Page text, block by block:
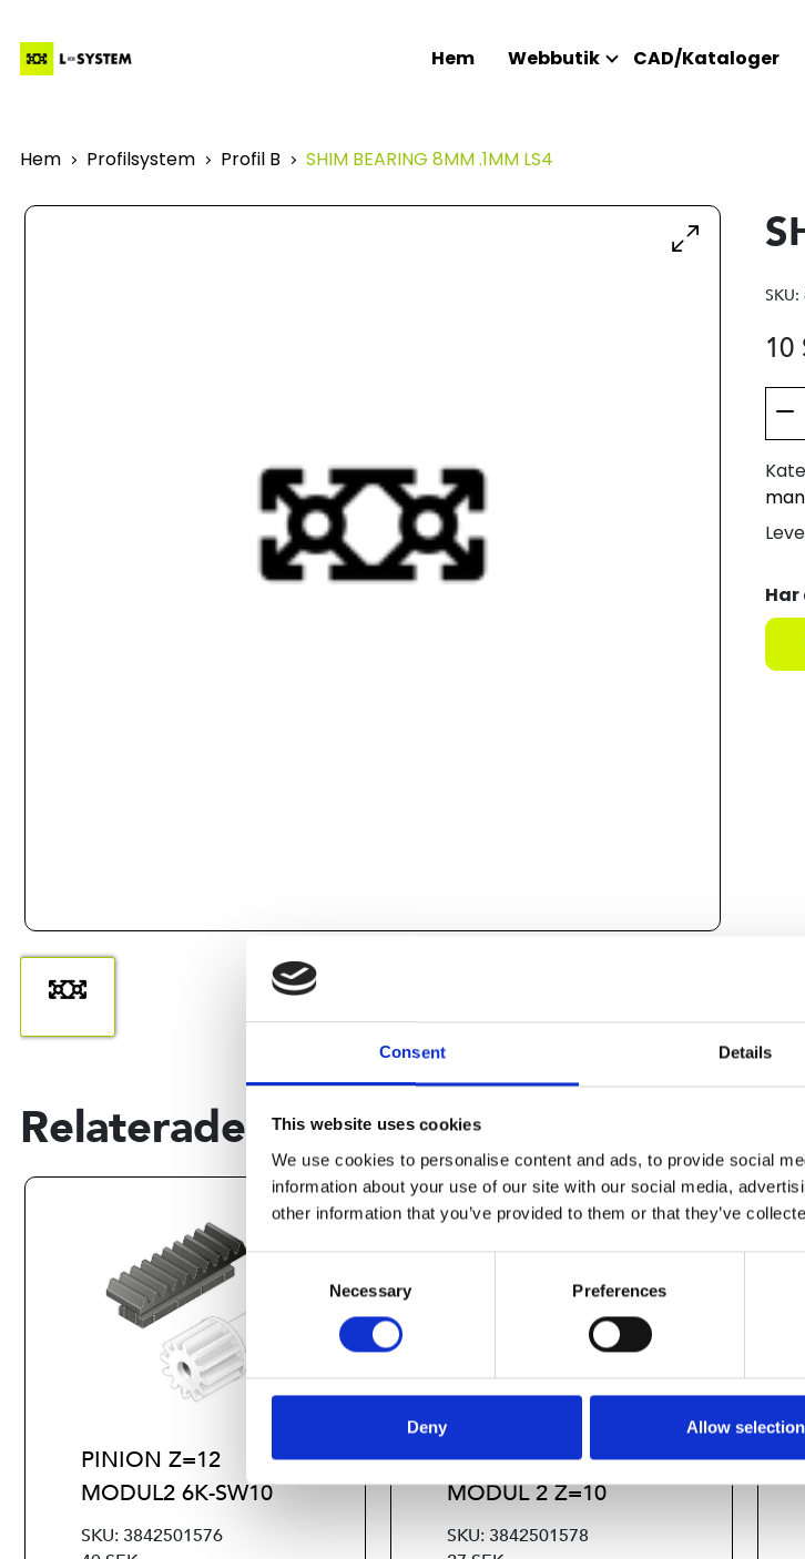
Consent Details
This website uses cookies
We use cookies to personalise content and ads, to provide social
information about your use of our site with our social media,
other information that you’ve provided to them or that they’ve
Necessary Preferences
Deny Allow selection
Hem Webbutik CAD/Kataloger
Hem Profilsystem Profil B SHIM BEARING 8MM .1MM LS4
SKU:
10
Relaterade produkter
PINION Z=12
MODUL2 6K-SW10
SKU: 3842501576
TOOTHED RACK
MODUL 2 Z=10
SKU: 3842501578